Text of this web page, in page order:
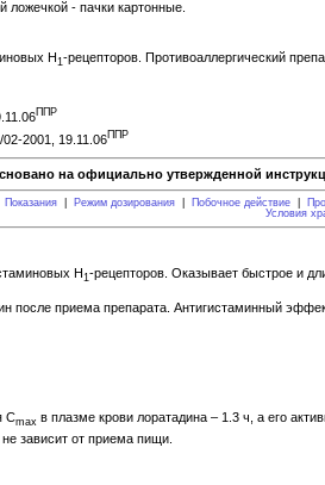
ложечкой - пачки картонные.
Н1-рецепторов. Противоаллергический
ППР
2001, 19.11.06 ППР
на официально утвержденной
Показания Режим дозирования Побочное действие
Условия
H1-рецепторов. Оказывает быстрое и
после приема препарата. Антигистаминный
Cmax в плазме крови лоратадина – 1.3 ч, а его
зависит от приема пищи.